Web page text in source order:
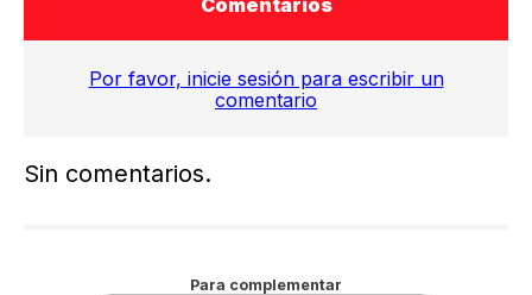
Por favor, inicie sesión para escribir un
comentario
Sin comentarios.
Para complementar